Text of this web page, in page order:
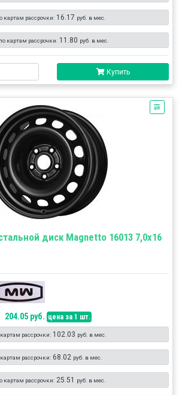
картам рассрочки: 16.17 руб. в мес.
картам рассрочки: 11.80 руб. в мес.
Купить
диск Magnetto 16013 7,0x16
204.05 руб. цена за 1 шт.
рассрочки: 102.03 руб. в мес.
рассрочки: 68.02 руб. в мес.
картам рассрочки: 25.51 руб. в мес.